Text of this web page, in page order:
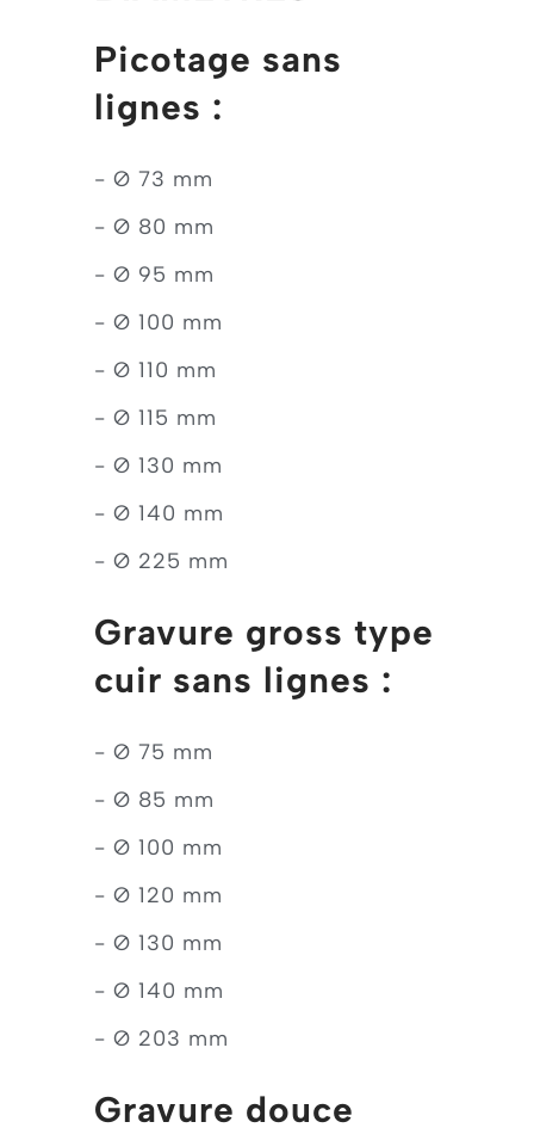
Picotage sans
lignes :
- Ø 73 mm
- Ø 80 mm
- Ø 95 mm
- Ø 100 mm
- Ø 110 mm
- Ø 115 mm
- Ø 130 mm
- Ø 140 mm
- Ø 225 mm
Gravure gross type
cuir sans lignes :
- Ø 75 mm
- Ø 85 mm
- Ø 100 mm
- Ø 120 mm
- Ø 130 mm
- Ø 140 mm
- Ø 203 mm
Gravure douce